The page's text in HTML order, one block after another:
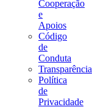
Cooperação
e
Apoios
Código
de
Conduta
Transparência
Política
de
Privacidade